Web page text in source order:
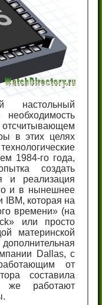
настольный
в этих целях
1984-го года,
создать
и реализация
и в нынешнее
которая на
времени» (на
или просто
материнской
Dallas, с
от
составила
работают